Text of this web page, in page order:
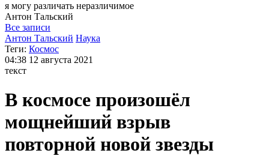
я могу различать неразличимое
Антон Тальский
Все записи
Антон Тальский Наука
Теги: Космос
04:38 12 августа 2021
текст
В космосе произошёл
мощнейший взрыв
повторной новой звезды